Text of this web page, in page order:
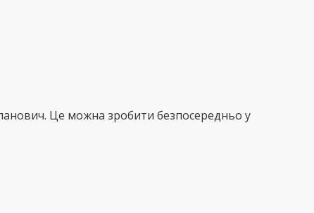
Це можна зробити безпосередньо у